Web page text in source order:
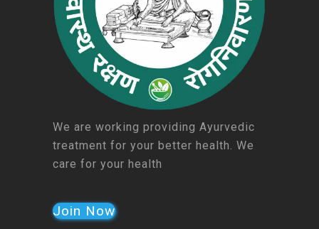
We are working providing Ayurvedic
treatment for your better health. We
care for your health
Join Now